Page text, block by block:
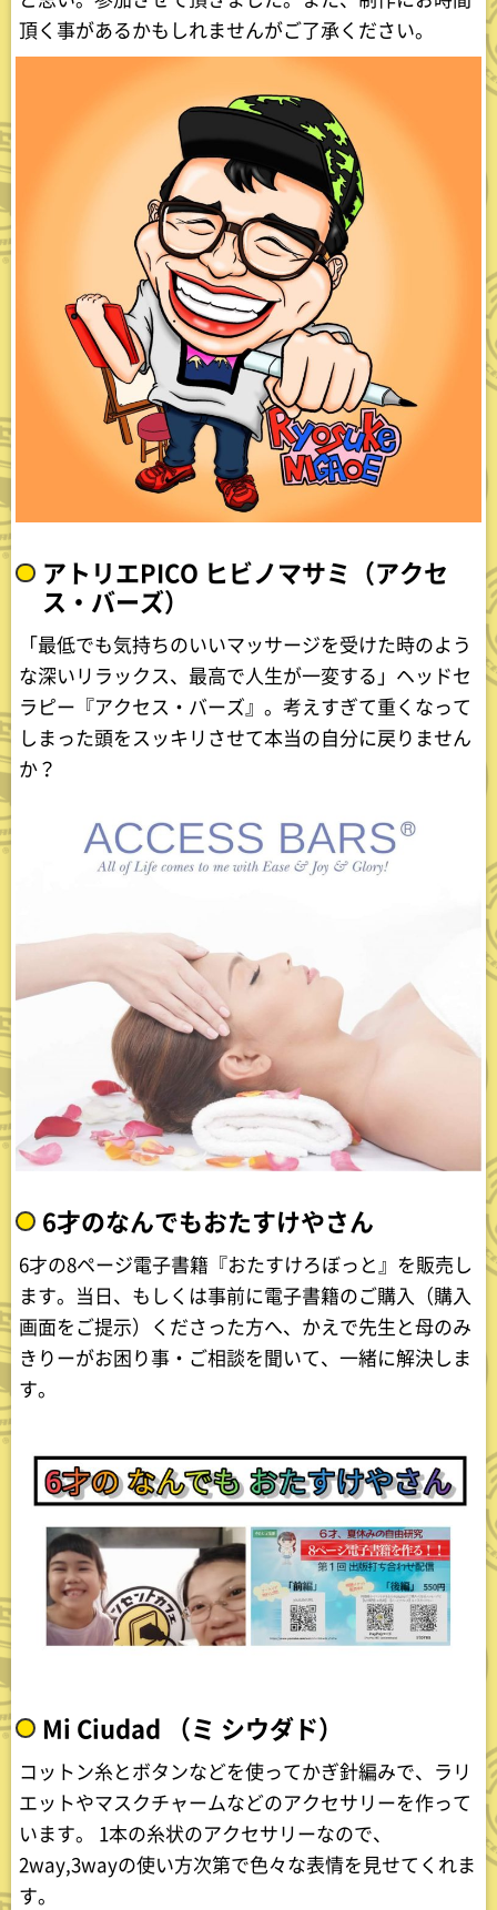
頂く事があるかもしれませんがご了承ください。
アトリエPICO ヒビノマサミ（アクセ
ス・バーズ）
「最低でも気持ちのいいマッサージを受けた時のよう
な深いリラックス、最高で人生が一変する」ヘッドセ
ラピー『アクセス・バーズ』。考えすぎて重くなって
しまった頭をスッキリさせて本当の自分に戻りません
か？
6才のなんでもおたすけやさん
6才の8ページ電子書籍『おたすけろぼっと』を販売し
ます。当日、もしくは事前に電子書籍のご購入（購入
画面をご提示）くださった方へ、かえで先生と母のみ
きりーがお困り事・ご相談を聞いて、一緒に解決しま
す。
Mi Ciudad （ミ シウダド）
コットン糸とボタンなどを使ってかぎ針編みで、ラリ
エットやマスクチャームなどのアクセサリーを作って
います。 1本の糸状のアクセサリーなので、
2way,3wayの使い方次第で色々な表情を見せてくれま
す。